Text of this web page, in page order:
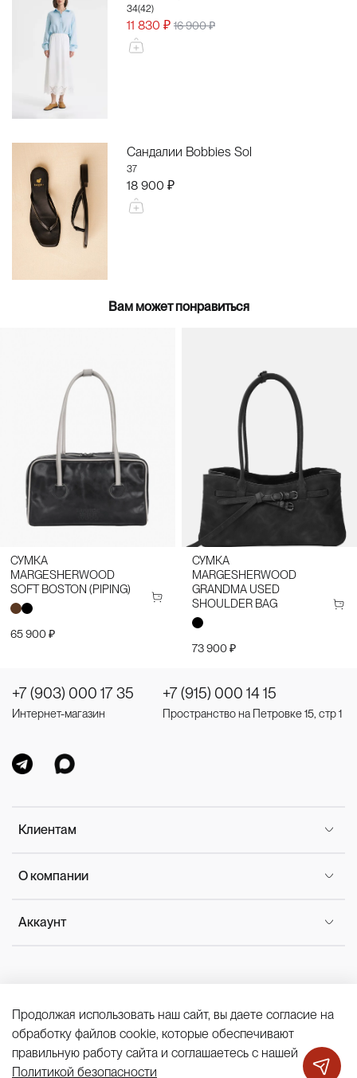
34(42)
11 830 ₽ 16 900 ₽
Сандалии Bobbies Sol
37
18 900 ₽
Вам может понравиться
СУМКА
MARGESHERWOOD
SOFT BOSTON (PIPING)
65 900 ₽
СУМКА
MARGESHERWOOD
GRANDMA USED
SHOULDER BAG
73 900 ₽
Клиентам
О компании
Аккаунт
+7 (903) 000 17 35
Интернет-магазин
+7 (915) 000 14 15
Пространство на Петровке 15, стр 1
Политика конфиденциальности
Публичная оферта
Cookies
Продолжая использовать наш сайт, вы даете согласие на
обработку файлов cookie, которые обеспечивают
правильную работу сайта и соглашаетесь с нашей
Политикой безопасности